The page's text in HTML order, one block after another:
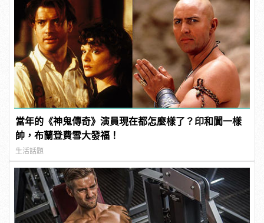
當年的《神鬼傳奇》演員現在都怎麼樣了？印和闐一樣
帥，布蘭登費雪大發福！
生活話題